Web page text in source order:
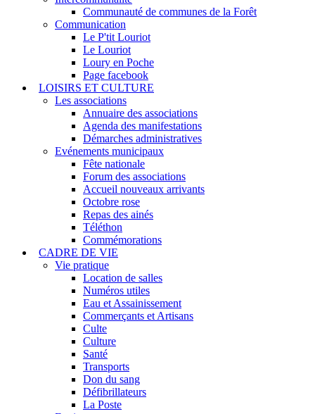
Communauté de communes de la Forêt
Communication
Le P'tit Louriot
Le Louriot
Loury en Poche
Page facebook
LOISIRS ET CULTURE
Les associations
Annuaire des associations
Agenda des manifestations
Démarches administratives
Evénements municipaux
Fête nationale
Forum des associations
Accueil nouveaux arrivants
Octobre rose
Repas des ainés
Téléthon
Commémorations
CADRE DE VIE
Vie pratique
Location de salles
Numéros utiles
Eau et Assainissement
Commerçants et Artisans
Culte
Culture
Santé
Transports
Don du sang
Défibrillateurs
La Poste